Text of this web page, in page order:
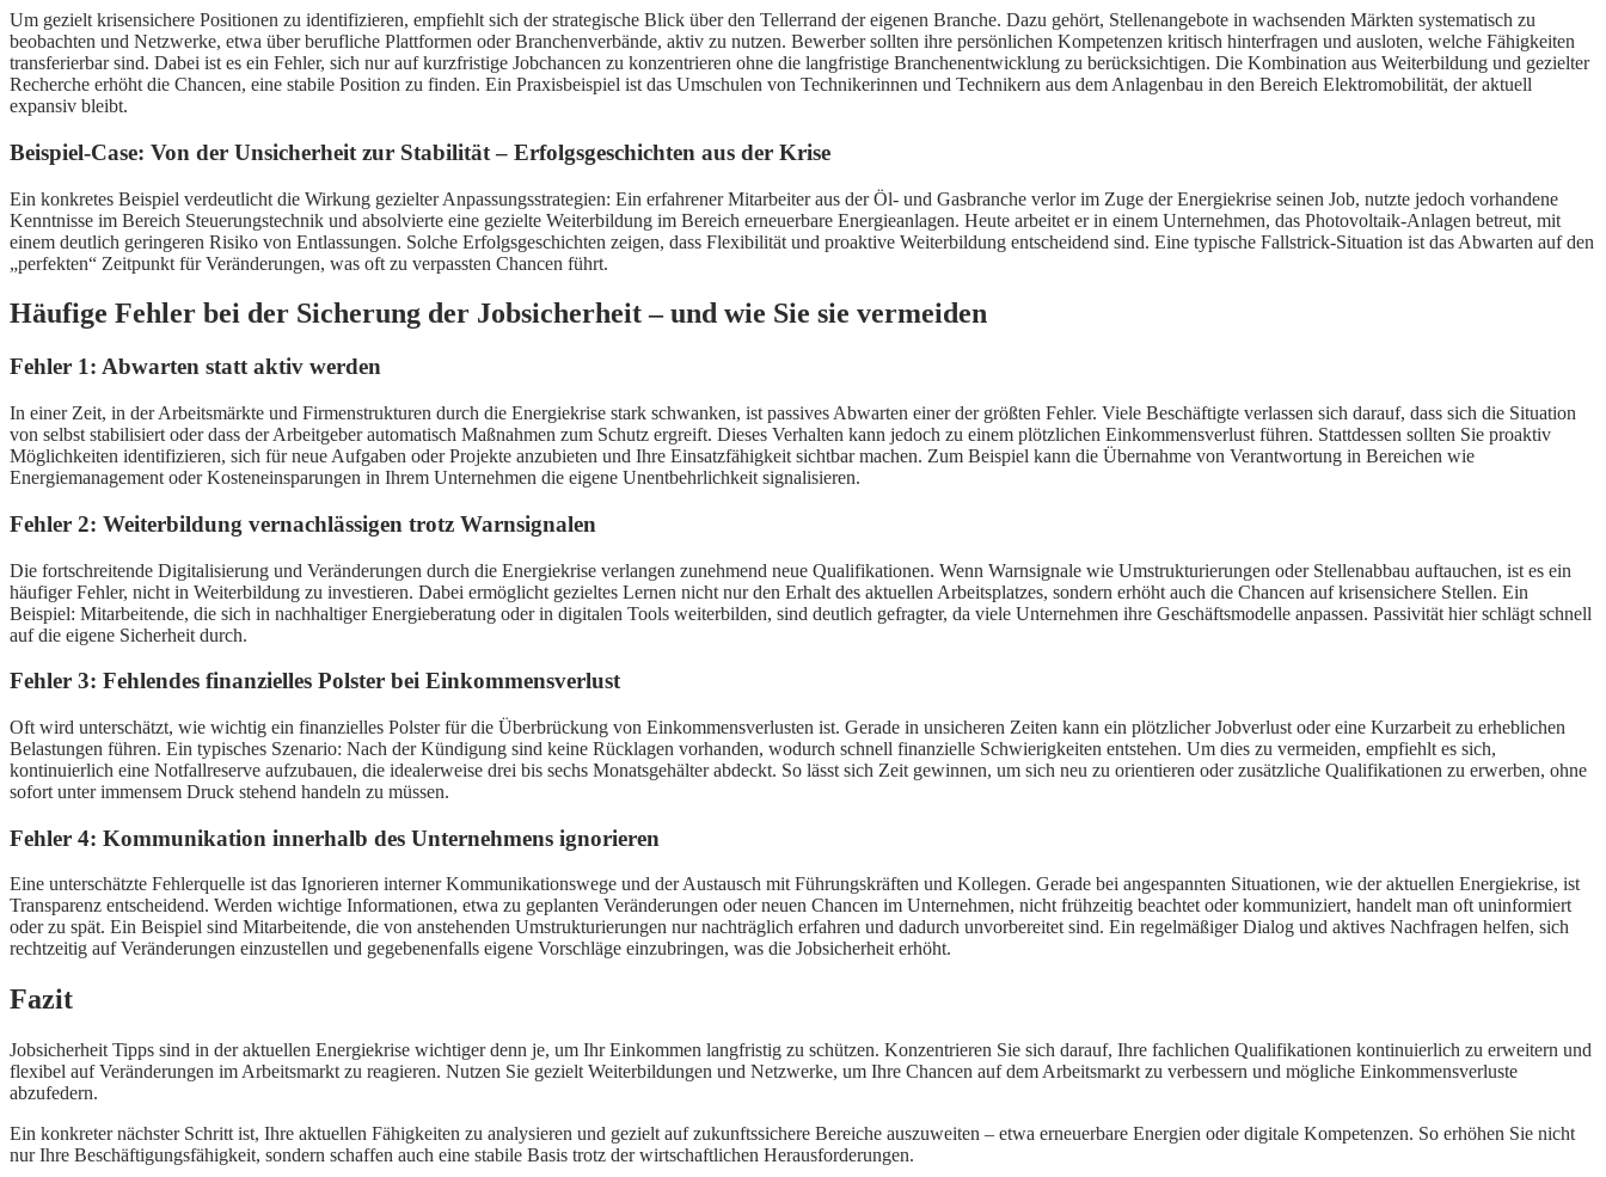
Um gezielt krisensichere Positionen zu identifizieren, empfiehlt sich der strategische Blick über den Tellerrand der eigenen Branche. Dazu gehört, Stellenangebote in wachsenden Märkten systematisch zu
beobachten und Netzwerke, etwa über berufliche Plattformen oder Branchenverbände, aktiv zu nutzen. Bewerber sollten ihre persönlichen Kompetenzen kritisch hinterfragen und ausloten, welche Fähigkeiten
transferierbar sind. Dabei ist es ein Fehler, sich nur auf kurzfristige Jobchancen zu konzentrieren ohne die langfristige Branchenentwicklung zu berücksichtigen. Die Kombination aus Weiterbildung und gezielter
Recherche erhöht die Chancen, eine stabile Position zu finden. Ein Praxisbeispiel ist das Umschulen von Technikerinnen und Technikern aus dem Anlagenbau in den Bereich Elektromobilität, der aktuell
expansiv bleibt.
Beispiel-Case: Von der Unsicherheit zur Stabilität – Erfolgsgeschichten aus der Krise
Ein konkretes Beispiel verdeutlicht die Wirkung gezielter Anpassungsstrategien: Ein erfahrener Mitarbeiter aus der Öl- und Gasbranche verlor im Zuge der Energiekrise seinen Job, nutzte jedoch vorhandene
Kenntnisse im Bereich Steuerungstechnik und absolvierte eine gezielte Weiterbildung im Bereich erneuerbare Energieanlagen. Heute arbeitet er in einem Unternehmen, das Photovoltaik-Anlagen betreut, mit
einem deutlich geringeren Risiko von Entlassungen. Solche Erfolgsgeschichten zeigen, dass Flexibilität und proaktive Weiterbildung entscheidend sind. Eine typische Fallstrick-Situation ist das Abwarten auf den
„perfekten“ Zeitpunkt für Veränderungen, was oft zu verpassten Chancen führt.
Häufige Fehler bei der Sicherung der Jobsicherheit – und wie Sie sie vermeiden
Fehler 1: Abwarten statt aktiv werden
In einer Zeit, in der Arbeitsmärkte und Firmenstrukturen durch die Energiekrise stark schwanken, ist passives Abwarten einer der größten Fehler. Viele Beschäftigte verlassen sich darauf, dass sich die Situation
von selbst stabilisiert oder dass der Arbeitgeber automatisch Maßnahmen zum Schutz ergreift. Dieses Verhalten kann jedoch zu einem plötzlichen Einkommensverlust führen. Stattdessen sollten Sie proaktiv
Möglichkeiten identifizieren, sich für neue Aufgaben oder Projekte anzubieten und Ihre Einsatzfähigkeit sichtbar machen. Zum Beispiel kann die Übernahme von Verantwortung in Bereichen wie
Energiemanagement oder Kosteneinsparungen in Ihrem Unternehmen die eigene Unentbehrlichkeit signalisieren.
Fehler 2: Weiterbildung vernachlässigen trotz Warnsignalen
Die fortschreitende Digitalisierung und Veränderungen durch die Energiekrise verlangen zunehmend neue Qualifikationen. Wenn Warnsignale wie Umstrukturierungen oder Stellenabbau auftauchen, ist es ein
häufiger Fehler, nicht in Weiterbildung zu investieren. Dabei ermöglicht gezieltes Lernen nicht nur den Erhalt des aktuellen Arbeitsplatzes, sondern erhöht auch die Chancen auf krisensichere Stellen. Ein
Beispiel: Mitarbeitende, die sich in nachhaltiger Energieberatung oder in digitalen Tools weiterbilden, sind deutlich gefragter, da viele Unternehmen ihre Geschäftsmodelle anpassen. Passivität hier schlägt schnell
auf die eigene Sicherheit durch.
Fehler 3: Fehlendes finanzielles Polster bei Einkommensverlust
Oft wird unterschätzt, wie wichtig ein finanzielles Polster für die Überbrückung von Einkommensverlusten ist. Gerade in unsicheren Zeiten kann ein plötzlicher Jobverlust oder eine Kurzarbeit zu erheblichen
Belastungen führen. Ein typisches Szenario: Nach der Kündigung sind keine Rücklagen vorhanden, wodurch schnell finanzielle Schwierigkeiten entstehen. Um dies zu vermeiden, empfiehlt es sich,
kontinuierlich eine Notfallreserve aufzubauen, die idealerweise drei bis sechs Monatsgehälter abdeckt. So lässt sich Zeit gewinnen, um sich neu zu orientieren oder zusätzliche Qualifikationen zu erwerben, ohne
sofort unter immensem Druck stehend handeln zu müssen.
Fehler 4: Kommunikation innerhalb des Unternehmens ignorieren
Eine unterschätzte Fehlerquelle ist das Ignorieren interner Kommunikationswege und der Austausch mit Führungskräften und Kollegen. Gerade bei angespannten Situationen, wie der aktuellen Energiekrise, ist
Transparenz entscheidend. Werden wichtige Informationen, etwa zu geplanten Veränderungen oder neuen Chancen im Unternehmen, nicht frühzeitig beachtet oder kommuniziert, handelt man oft uninformiert
oder zu spät. Ein Beispiel sind Mitarbeitende, die von anstehenden Umstrukturierungen nur nachträglich erfahren und dadurch unvorbereitet sind. Ein regelmäßiger Dialog und aktives Nachfragen helfen, sich
rechtzeitig auf Veränderungen einzustellen und gegebenenfalls eigene Vorschläge einzubringen, was die Jobsicherheit erhöht.
Fazit
Jobsicherheit Tipps sind in der aktuellen Energiekrise wichtiger denn je, um Ihr Einkommen langfristig zu schützen. Konzentrieren Sie sich darauf, Ihre fachlichen Qualifikationen kontinuierlich zu erweitern und
flexibel auf Veränderungen im Arbeitsmarkt zu reagieren. Nutzen Sie gezielt Weiterbildungen und Netzwerke, um Ihre Chancen auf dem Arbeitsmarkt zu verbessern und mögliche Einkommensverluste
abzufedern.
Ein konkreter nächster Schritt ist, Ihre aktuellen Fähigkeiten zu analysieren und gezielt auf zukunftssichere Bereiche auszuweiten – etwa erneuerbare Energien oder digitale Kompetenzen. So erhöhen Sie nicht
nur Ihre Beschäftigungsfähigkeit, sondern schaffen auch eine stabile Basis trotz der wirtschaftlichen Herausforderungen.